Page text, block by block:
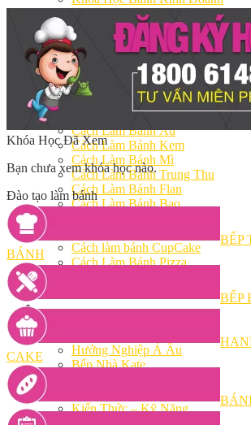
Khóa Học Handmade Mini Cake
Master Class
Chuyên Đề
Khai Giảng
Lịch học – Lịch thi
Đăng Ký Học
Công Thức
Cách Làm Bánh Việt
Cách Làm Bánh Âu
Cách Làm Bánh Kem
Cách Làm Bánh Mì
Cách Làm Bánh Trung Thu
Cách Làm Bánh Flan
Cách Làm Bánh Bao
Cách làm bánh CupCake
Cách Làm Bánh Pizza
Video
Tin tức
Hướng Nghiệp Á Âu
Bếp Nhà Kate
Kiến Thức – Kỹ Năng
Khóa Học Đã Xem
Bạn chưa xem khóa học nào.
Đào tạo làm bánh
BẾP
BÁNH
BẾP
CAKE